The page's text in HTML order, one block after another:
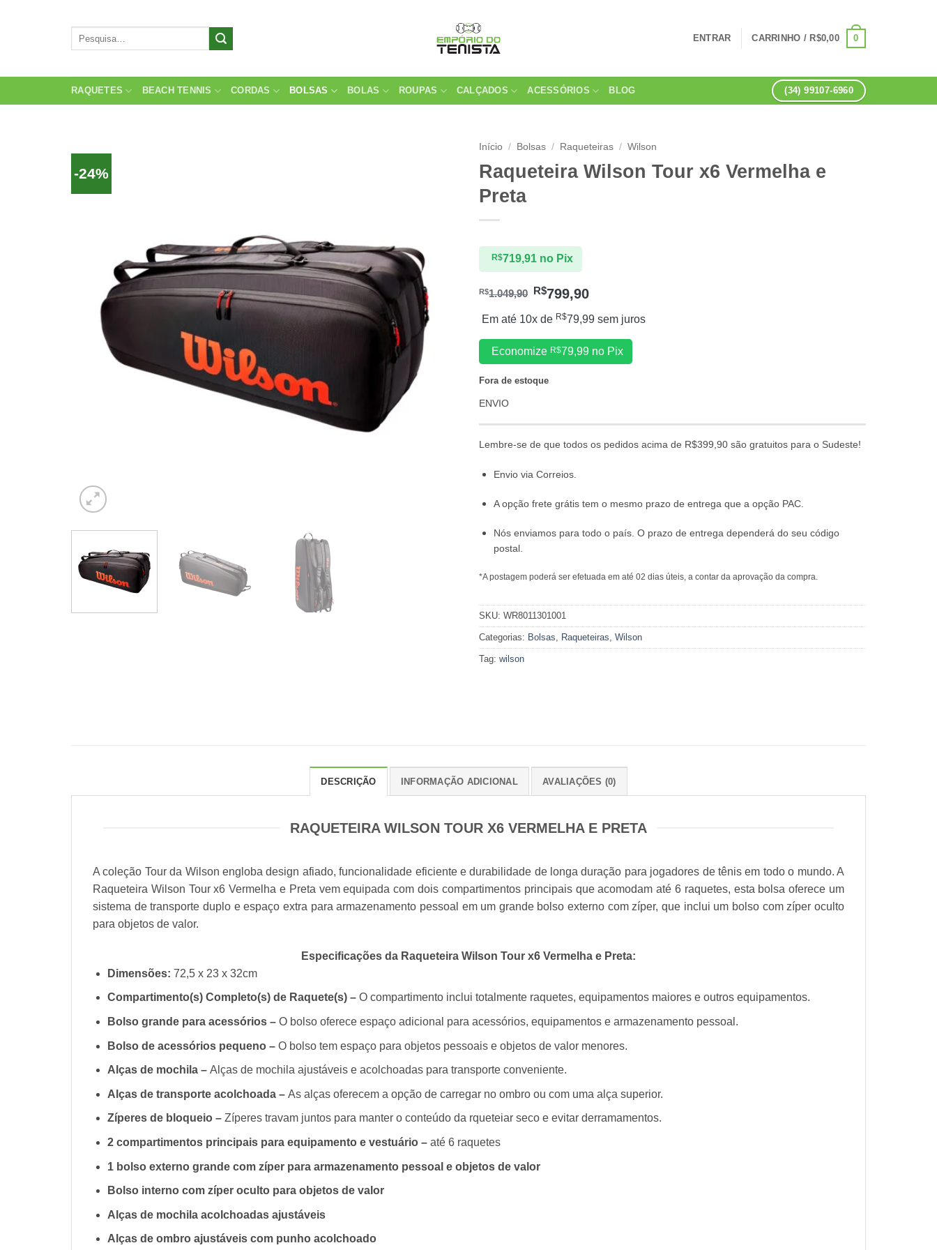
ENTRAR CARRINHO / R$0,00 0
RAQUETES BEACH TENNIS CORDAS BOLSAS BOLAS ROUPAS CALÇADOS ACESSÓRIOS BLOG (34) 99107-6960
-24%
Início / Bolsas / Raqueteiras / Wilson
Raqueteira Wilson Tour x6 Vermelha e
Preta
R$1.049,90 R$799,90
Em até 10x de R$79,99 sem juros
R$719,91 no Pix
Economize R$79,99no Pix
Fora de estoque
ENVIO
Lembre-se de que todos os pedidos acima de R$399,90 são gratuitos para o Sudeste!
Envio via Correios.
A opção frete grátis tem o mesmo prazo de entrega que a opção PAC.
Nós enviamos para todo o país. O prazo de entrega dependerá do seu código
postal.
*A postagem poderá ser efetuada em até 02 dias úteis, a contar da aprovação da compra.
SKU: WR8011301001
Categorias: Bolsas, Raqueteiras, Wilson
Tag: wilson
DESCRIÇÃO INFORMAÇÃO ADICIONAL AVALIAÇÕES (0)
RAQUETEIRA WILSON TOUR X6 VERMELHA E PRETA
A coleção Tour da Wilson engloba design afiado, funcionalidade eficiente e durabilidade de longa duração para jogadores de tênis em todo o mundo. A
Raqueteira Wilson Tour x6 Vermelha e Preta vem equipada com dois compartimentos principais que acomodam até 6 raquetes, esta bolsa oferece um
sistema de transporte duplo e espaço extra para armazenamento pessoal em um grande bolso externo com zíper, que inclui um bolso com zíper oculto
para objetos de valor.
Especificações da Raqueteira Wilson Tour x6 Vermelha e Preta:
Dimensões: 72,5 x 23 x 32cm
Compartimento(s) Completo(s) de Raquete(s) – O compartimento inclui totalmente raquetes, equipamentos maiores e outros equipamentos.
Bolso grande para acessórios – O bolso oferece espaço adicional para acessórios, equipamentos e armazenamento pessoal.
Bolso de acessórios pequeno – O bolso tem espaço para objetos pessoais e objetos de valor menores.
Alças de mochila – Alças de mochila ajustáveis ​​e acolchoadas para transporte conveniente.
Alças de transporte acolchoada – As alças oferecem a opção de carregar no ombro ou com uma alça superior.
Zíperes de bloqueio – Zíperes travam juntos para manter o conteúdo da rqueteiar seco e evitar derramamentos.
2 compartimentos principais para equipamento e vestuário – até 6 raquetes
1 bolso externo grande com zíper para armazenamento pessoal e objetos de valor
Bolso interno com zíper oculto para objetos de valor
Alças de mochila acolchoadas ajustáveis
Alças de ombro ajustáveis ​​com punho acolchoado